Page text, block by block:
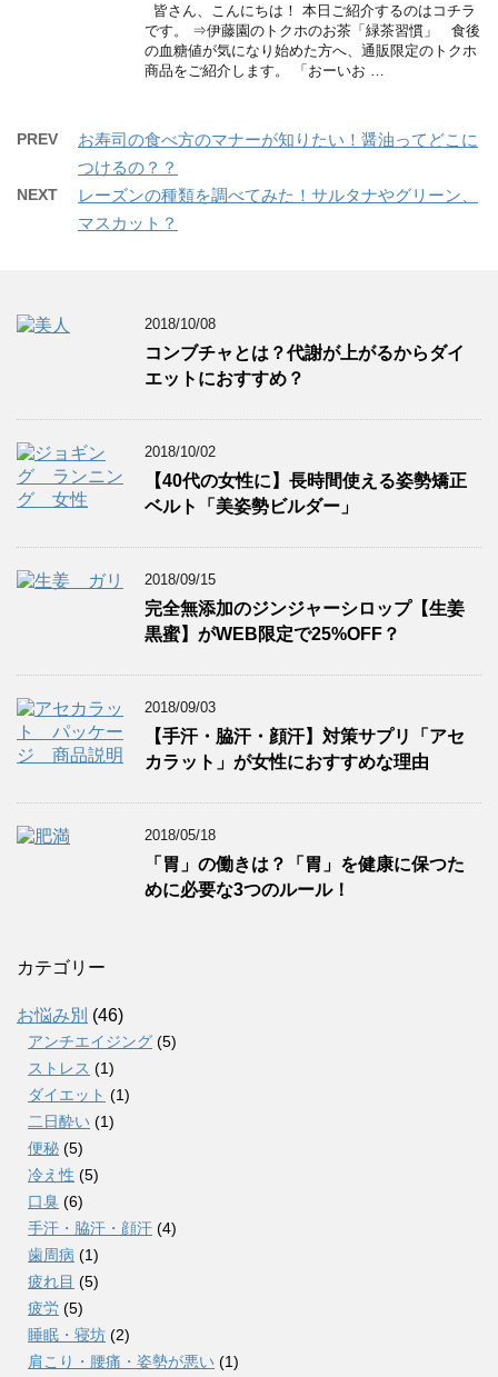
皆さん、こんにちは！ 本日ご紹介するのはコチラ
です。 ⇒伊藤園のトクホのお茶「緑茶習慣」 食後
の血糖値が気になり始めた方へ、通販限定のトクホ
商品をご紹介します。 「おーいお …
PREV
お寿司の食べ方のマナーが知りたい！醤油ってどこに
つけるの？？
NEXT
レーズンの種類を調べてみた！サルタナやグリーン、
マスカット？
2018/10/08
コンブチャとは？代謝が上がるからダイ
エットにおすすめ？
2018/10/02
【40代の女性に】長時間使える姿勢矯正
ベルト「美姿勢ビルダー」
2018/09/15
完全無添加のジンジャーシロップ【生姜
黒蜜】がWEB限定で25%OFF？
2018/09/03
【手汗・脇汗・顔汗】対策サプリ「アセ
カラット」が女性におすすめな理由
2018/05/18
「胃」の働きは？「胃」を健康に保つた
めに必要な3つのルール！
カテゴリー
お悩み別 (46)
アンチエイジング (5)
ストレス (1)
ダイエット (1)
二日酔い (1)
便秘 (5)
冷え性 (5)
口臭 (6)
手汗・脇汗・顔汗 (4)
歯周病 (1)
疲れ目 (5)
疲労 (5)
睡眠・寝坊 (2)
肩こり・腰痛・姿勢が悪い (1)